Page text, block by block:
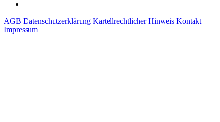
AGB Datenschutzerklärung Kartellrechtlicher Hinweis Kontakt
Impressum